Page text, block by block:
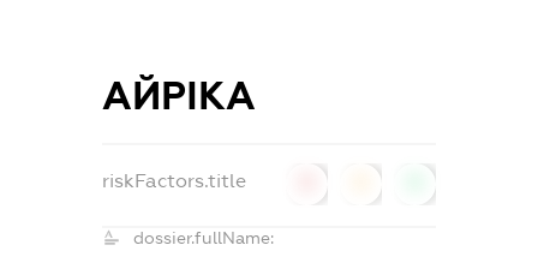
АЙРІКА
riskFactors.title
dossier.fullName: